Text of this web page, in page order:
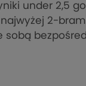
under 2,5
2-
sobą